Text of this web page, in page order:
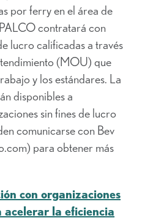
por ferry en el área de
contratará con
lucro calificadas a través
(MOU) que
y los estándares. La
disponibles a
sin fines de lucro
comunicarse con Bev
para obtener más
con organizaciones
acelerar la eficiencia